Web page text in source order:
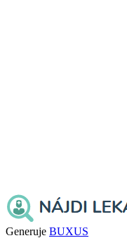
Generuje BUXUS